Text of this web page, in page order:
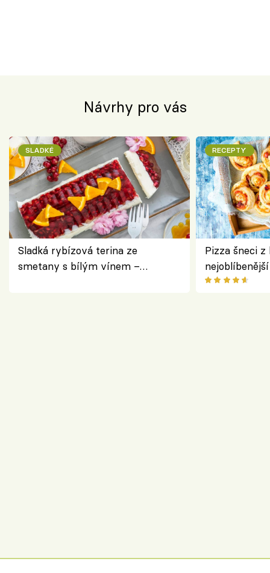
Návrhy pro vás
SLADKÉ
Sladká rybízová terina ze
smetany s bílým vínem –
RECEPTY
Pizza šneci